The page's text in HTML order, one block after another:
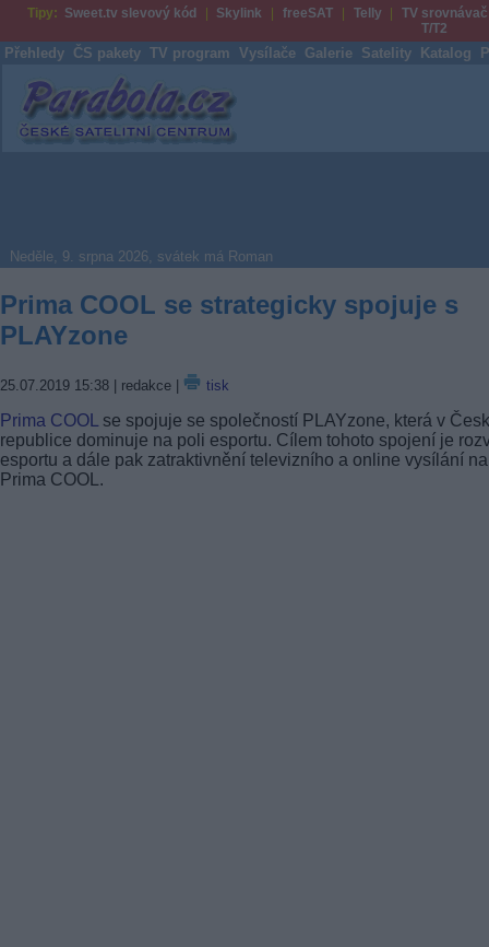
Tipy: Sweet.tv slevový kód Skylink freeSAT Telly
TV srovnávač
T/T2
Přehledy ČS pakety TV program Vysílače Galerie Satelity Katalog
Parabola.cz
Neděle, 9. srpna 2026, svátek má Roman
Prima COOL se strategicky spojuje s
PLAYzone
25.07.2019 15:38 | redakce | tisk
Prima COOL
se spojuje se společností PLAYzone, která v
republice dominuje na poli esportu. Cílem tohoto spojení je
esportu a dále pak zatraktivnění televizního a online vysílání na
Prima COOL.